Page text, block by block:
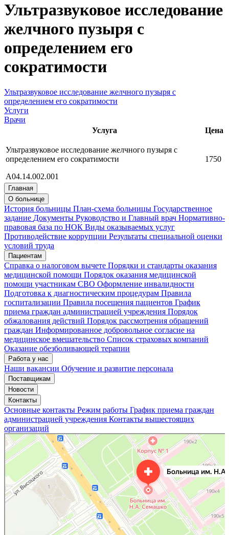
Ультразвуковое исследование
желчного пузыря с
определением его
сократимости
Ультразвуковое исследование желчного пузыря с
определением его сократимости
Услуги
Врачи
Услуга
Цена
Ультразвуковое исследование желчного пузыря с
определением его сократимости
А04.14.002.001
1750
Главная
О больнице
История больницы План-схема больницы Государственное
задание Документы Руководство и Главный врач Нормативно-
правовая база по НОК Виды оказываемых услуг
Противодействие коррупции Результаты специальной оценки
условий труда
Пациентам
Справка о налоговом вычете Порядки и стандарты оказания
медицинской помощи Порядок оказания медицинской
помощи участникам СВО Оформление инвалидности
Подготовка к диагностическим процедурам Правила
госпитализации Правила посещения пациентов График
приема граждан администрацией учреждения Порядок
обжалования действий Порядок рассмотрения обращений
граждан Информированное добровольное согласие на
медицинское вмешательство Список страховых компаний
Оказание обезболивающей терапии
Работа у нас
Наши вакансии Обучение и развитие персонала
Поставщикам
Новости
Контакты
Основные контакты Режим работы График приема граждан
администрацией учреждения Контакты вышестоящих
организаций
«Нижегородская областная клиническая больница имени Н.А. Семашко»
Отделение больницы, госпиталя в Нижнем Новгороде
Больница для взрослых в Нижнем Новгороде